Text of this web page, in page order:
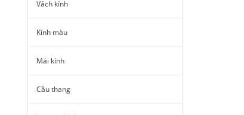
Vách kính
Kính màu
Mái kính
Cầu thang